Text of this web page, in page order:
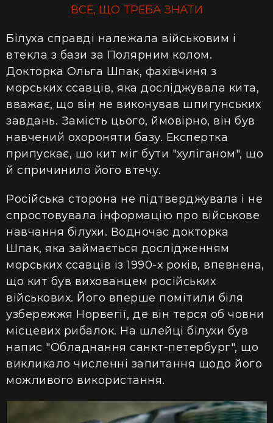
ВСЕ, ЩО ТРЕБА ЗНАТИ
Білуха справді належала військовим і
втекла з бази за Полярним колом.
Докторка Ольга Шпак, фахівчиня з
морських ссавців, яка досліджувала кита,
вважає, що він не виконував шпигунських
завдань. Замість цього, ймовірно, він був
навчений охороняти базу. Експертка
припускає, що кит міг бути "хуліганом", що
й спричинило його втечу.
Російська сторона не підтверджувала і не
спростовувала інформацію про військове
навчання білухи. Водночас докторка
Шпак, яка займається дослідженням
морських ссавців із 1990-х років, впевнена,
що кит був вихованцем російських
військових. Його вперше помітили біля
узбережжя Норвегії, де він терся об човни
місцевих рибалок. На шлейці білухи був
напис "Обладнання санкт-петербург", що
викликало численні запитання щодо його
можливого використання.